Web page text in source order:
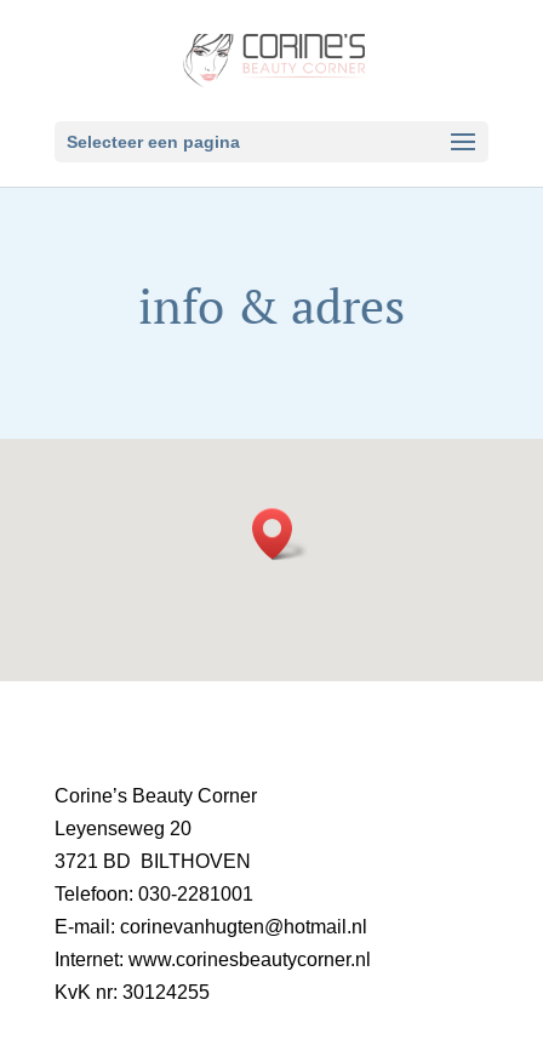
Selecteer een pagina
info & adres
Corine’s Beauty Corner
Leyenseweg 20
3721 BD BILTHOVEN
Telefoon: 030-2281001
E-mail: corinevanhugten@hotmail.nl
Internet: www.corinesbeautycorner.nl
KvK nr: 30124255